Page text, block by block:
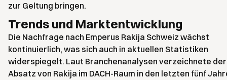
zur Geltung bringen.
Trends und Marktentwicklung
Die Nachfrage nach Emperus Rakija Schweiz wächst
kontinuierlich, was sich auch in aktuellen Statistiken
widerspiegelt. Laut Branchenanalysen verzeichnete der
Absatz von Rakija im DACH-Raum in den letzten fünf